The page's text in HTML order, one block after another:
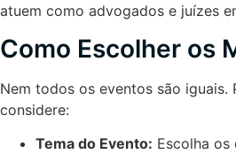
atuem como advogados e juízes
Como Escolher os
Nem todos os eventos são iguais.
considere:
Tema do Evento: Escolha os